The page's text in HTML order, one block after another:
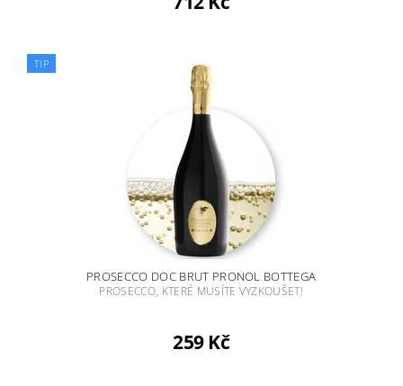
TIP
PROSECCO DOC BRUT PRONOL BOTTEGA
PROSECCO, KTERÉ MUSÍTE VYZKOUŠET!
259 Kč